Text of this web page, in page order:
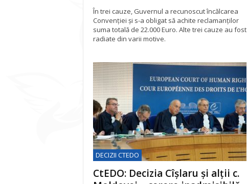
În trei cauze, Guvernul a recunoscut încălcarea
Convenției și s-a obligat să achite reclamanților
suma totală de 22.000 Euro. Alte trei cauze au fost
radiate din varii motive.
DECIZII CTEDO
CtEDO: Decizia Cîșlaru și alții c.